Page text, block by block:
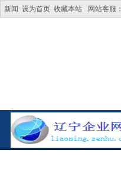
新闻 设为首页 收藏本站 网站客服：